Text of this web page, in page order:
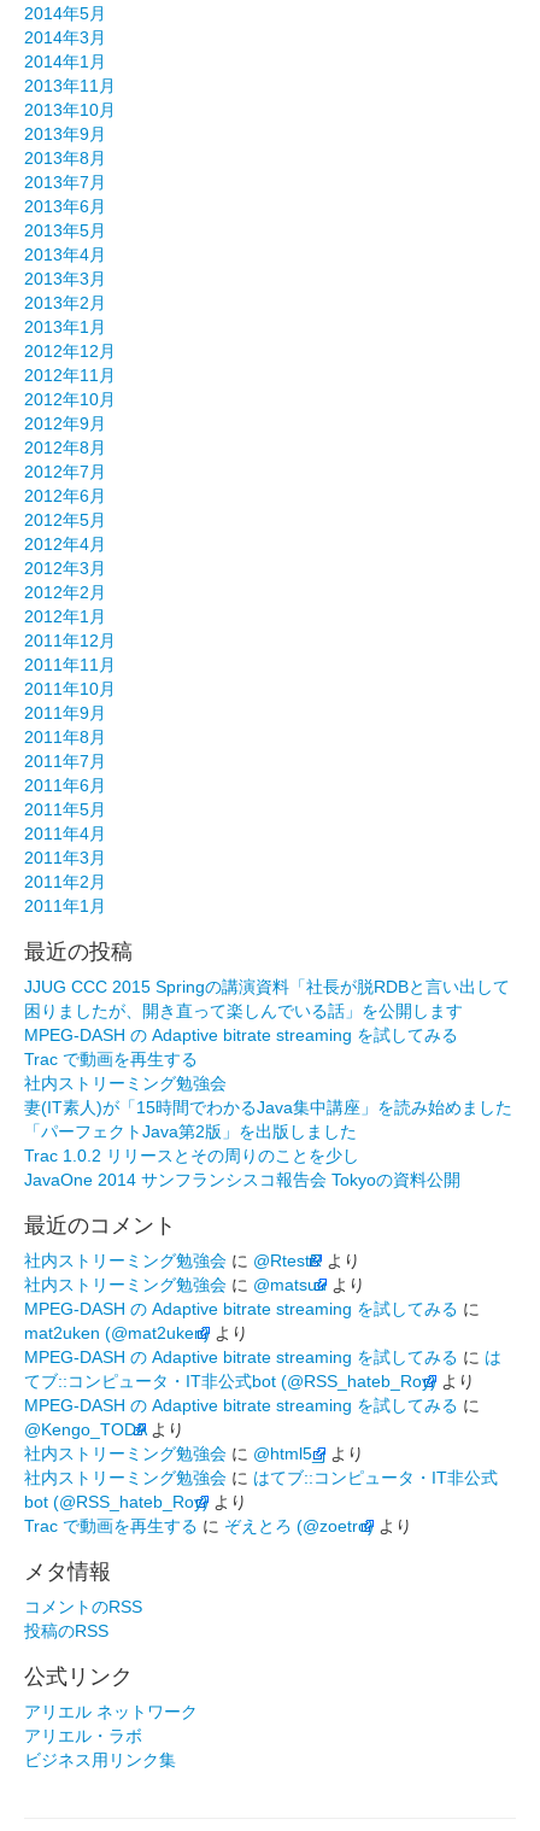
2014年5月
2014年3月
2014年1月
2013年11月
2013年10月
2013年9月
2013年8月
2013年7月
2013年6月
2013年5月
2013年4月
2013年3月
2013年2月
2013年1月
2012年12月
2012年11月
2012年10月
2012年9月
2012年8月
2012年7月
2012年6月
2012年5月
2012年4月
2012年3月
2012年2月
2012年1月
2011年12月
2011年11月
2011年10月
2011年9月
2011年8月
2011年7月
2011年6月
2011年5月
2011年4月
2011年3月
2011年2月
2011年1月
最近の投稿
JJUG CCC 2015 Springの講演資料「社長が脱RDBと言い出して
困りましたが、開き直って楽しんでいる話」を公開します
MPEG-DASH の Adaptive bitrate streaming を試してみる
Trac で動画を再生する
社内ストリーミング勉強会
妻(IT素人)が「15時間でわかるJava集中講座」を読み始めました
「パーフェクトJava第2版」を出版しました
Trac 1.0.2 リリースとその周りのことを少し
JavaOne 2014 サンフランシスコ報告会 Tokyoの資料公開
最近のコメント
社内ストリーミング勉強会 に @RtestR より
社内ストリーミング勉強会 に @matsuu より
MPEG-DASH の Adaptive bitrate streaming を試してみる に
mat2uken (@mat2uken) より
MPEG-DASH の Adaptive bitrate streaming を試してみる に は
てブ::コンピュータ・IT非公式bot (@RSS_hateb_Roy) より
MPEG-DASH の Adaptive bitrate streaming を試してみる に
@Kengo_TODAより
社内ストリーミング勉強会 に @html5_j より
社内ストリーミング勉強会 に はてブ::コンピュータ・IT非公式
bot (@RSS_hateb_Roy) より
Trac で動画を再生する に ぞえとろ (@zoetro) より
メタ情報
コメントのRSS
投稿のRSS
公式リンク
アリエル ネットワーク
アリエル・ラボ
ビジネス用リンク集